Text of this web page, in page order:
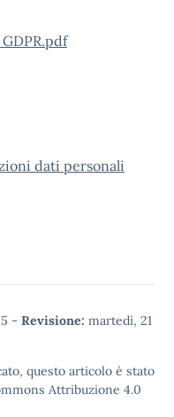
dati personali
- Revisione: martedì, 21
questo articolo è stato
Attribuzione 4.0